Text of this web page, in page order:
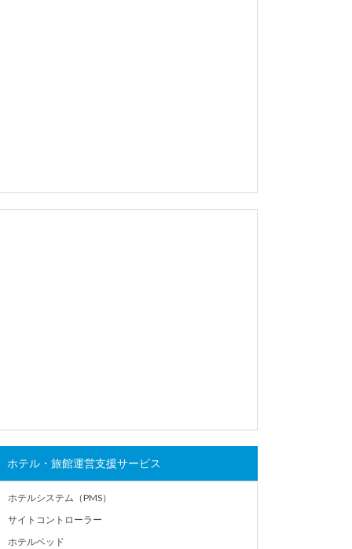
ホテル・旅館運営支援サービス
ホテルシステム（PMS）
サイトコントローラー
ホテルベッド